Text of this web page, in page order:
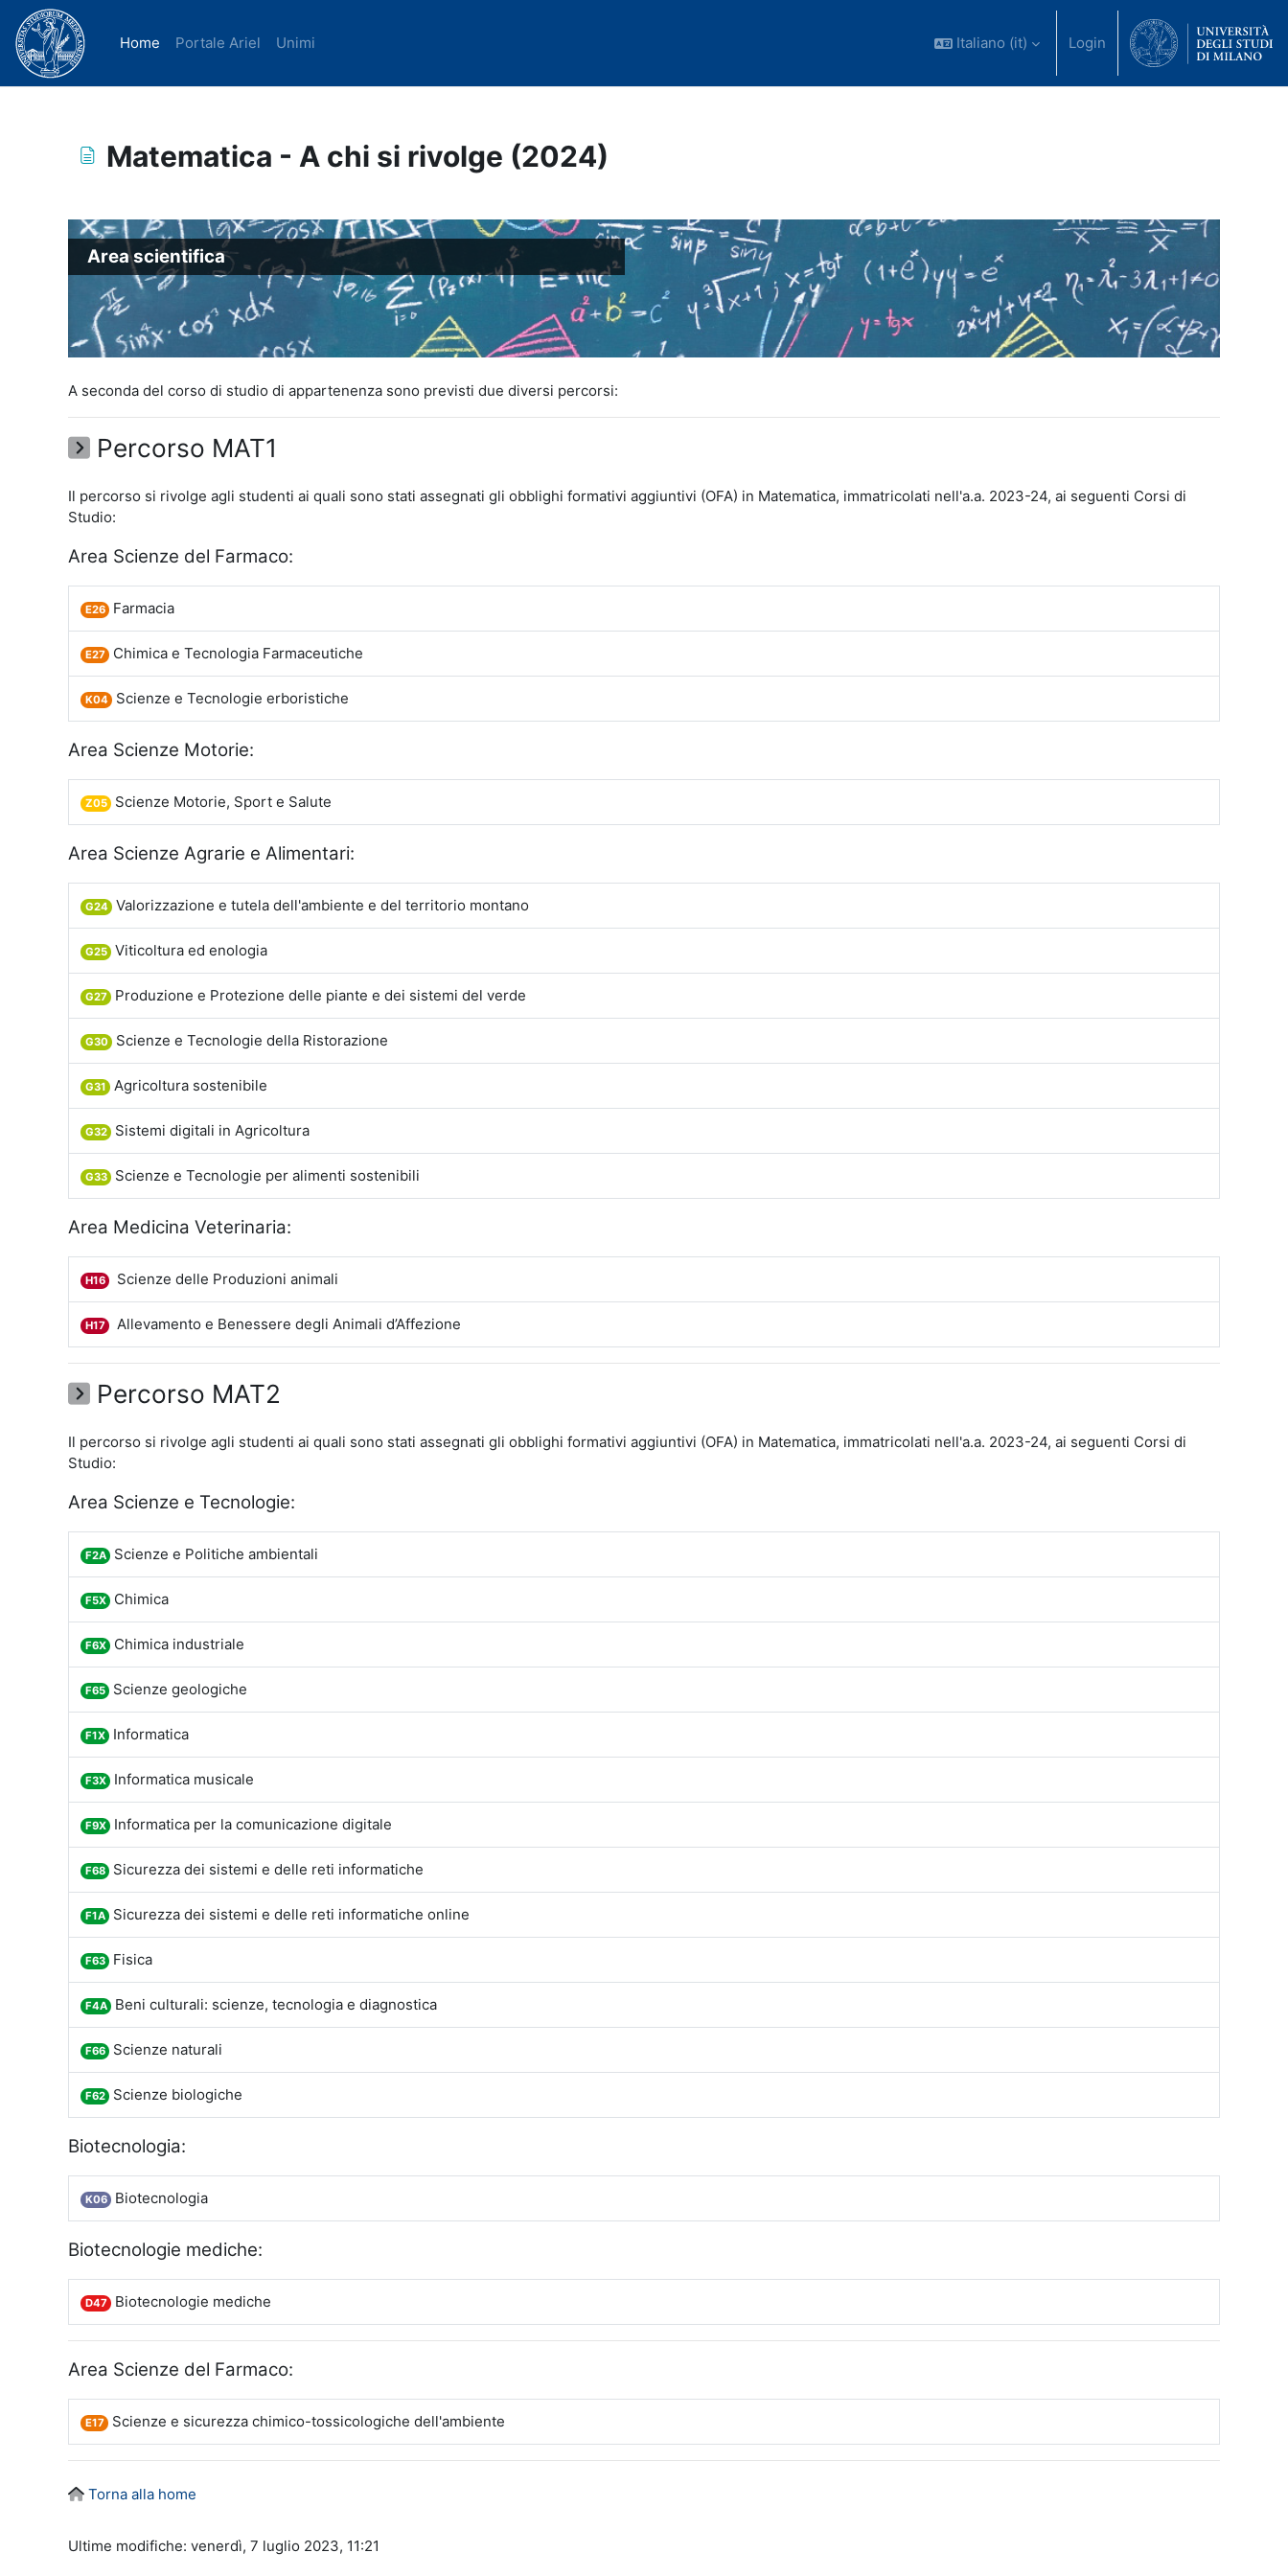
Vai al contenuto principale
Home
Portale Ariel Unimi Italiano ‎(it)‎ Login
Matematica - A chi si rivolge (2024)
Area scientifica
A seconda del corso di studio di appartenenza sono previsti due diversi percorsi:
Percorso MAT1
Il percorso si rivolge agli studenti ai quali sono stati assegnati gli obblighi formativi aggiuntivi (OFA) in Matematica, immatricolati nell'a.a. 2023-24, ai seguenti Corsi di
Studio:
Area Scienze del Farmaco:
E26 Farmacia
E27 Chimica e Tecnologia Farmaceutiche
K04 Scienze e Tecnologie erboristiche
Area Scienze Motorie:
Z05 Scienze Motorie, Sport e Salute
Area Scienze Agrarie e Alimentari:
G24 Valorizzazione e tutela dell'ambiente e del territorio montano
G25 Viticoltura ed enologia
G27 Produzione e Protezione delle piante e dei sistemi del verde
G30 Scienze e Tecnologie della Ristorazione
G31 Agricoltura sostenibile
G32 Sistemi digitali in Agricoltura
G33 Scienze e Tecnologie per alimenti sostenibili
Area Medicina Veterinaria:
H16 Scienze delle Produzioni animali
H17 Allevamento e Benessere degli Animali d’Affezione
Percorso MAT2
Il percorso si rivolge agli studenti ai quali sono stati assegnati gli obblighi formativi aggiuntivi (OFA) in Matematica, immatricolati nell'a.a. 2023-24, ai seguenti Corsi di
Studio:
Area Scienze e Tecnologie:
F2A Scienze e Politiche ambientali
F5X Chimica
F6X Chimica industriale
F65 Scienze geologiche
F1X Informatica
F3X Informatica musicale
F9X Informatica per la comunicazione digitale
F68 Sicurezza dei sistemi e delle reti informatiche
F1A Sicurezza dei sistemi e delle reti informatiche online
F63 Fisica
F4A Beni culturali: scienze, tecnologia e diagnostica
F66 Scienze naturali
F62 Scienze biologiche
Biotecnologia:
K06 Biotecnologia
Biotecnologie mediche:
D47 Biotecnologie mediche
Area Scienze del Farmaco:
E17 Scienze e sicurezza chimico-tossicologiche dell'ambiente
Torna alla home
Ultime modifiche: venerdì, 7 luglio 2023, 11:21